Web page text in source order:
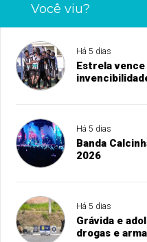
Você viu?
Há 5 dias
Estrela
Há 5 dias
Banda
2026
Há 5 dias
Grávida e
drogas e